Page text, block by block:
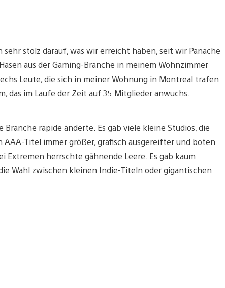
stolz darauf, was wir erreicht haben, seit wir Panache
aus der Gaming-Branche in meinem Wohnzimmer
Leute, die sich in meiner Wohnung in Montreal trafen
das im Laufe der Zeit auf 35 Mitglieder anwuchs.
rapide änderte. Es gab viele kleine Studios, die
Titel immer größer, grafisch ausgereifter und boten
herrschte gähnende Leere. Es gab kaum
Wahl zwischen kleinen Indie-Titeln oder gigantischen